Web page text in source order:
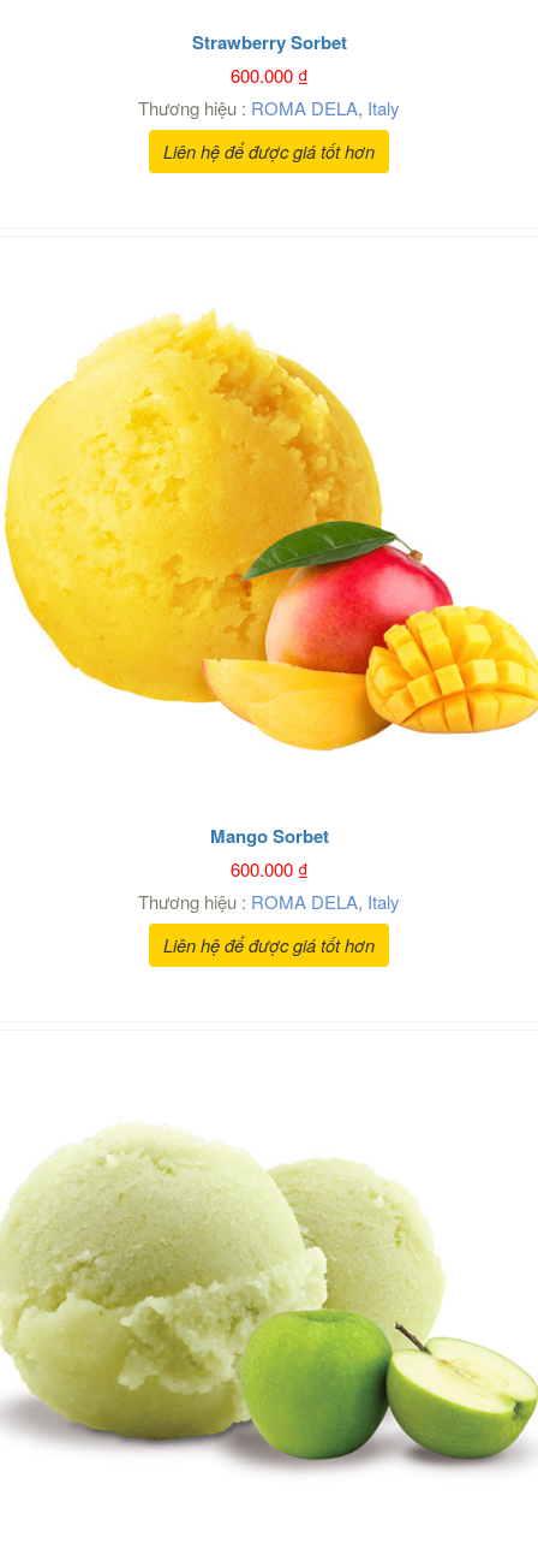
Strawberry Sorbet
600.000₫
Thương hiệu : ROMA DELA, Italy
Liên hệ để được giá tốt hơn
Mango Sorbet
600.000₫
Thương hiệu : ROMA DELA, Italy
Liên hệ để được giá tốt hơn